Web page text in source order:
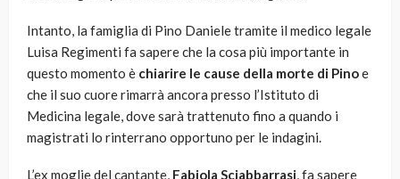
Intanto, la famiglia di Pino Daniele tramite il medico legale
Luisa Regimenti fa sapere che la cosa più importante in
questo momento è chiarire le cause della morte di Pinoe
che il suo cuore rimarrà ancora presso l’Istituto di
Medicina legale, dove sarà trattenuto fino a quando i
magistrati lo rinterrano opportuno per le indagini.
L’ex moglie del cantante, Fabiola Sciabbarrasi, fa sapere